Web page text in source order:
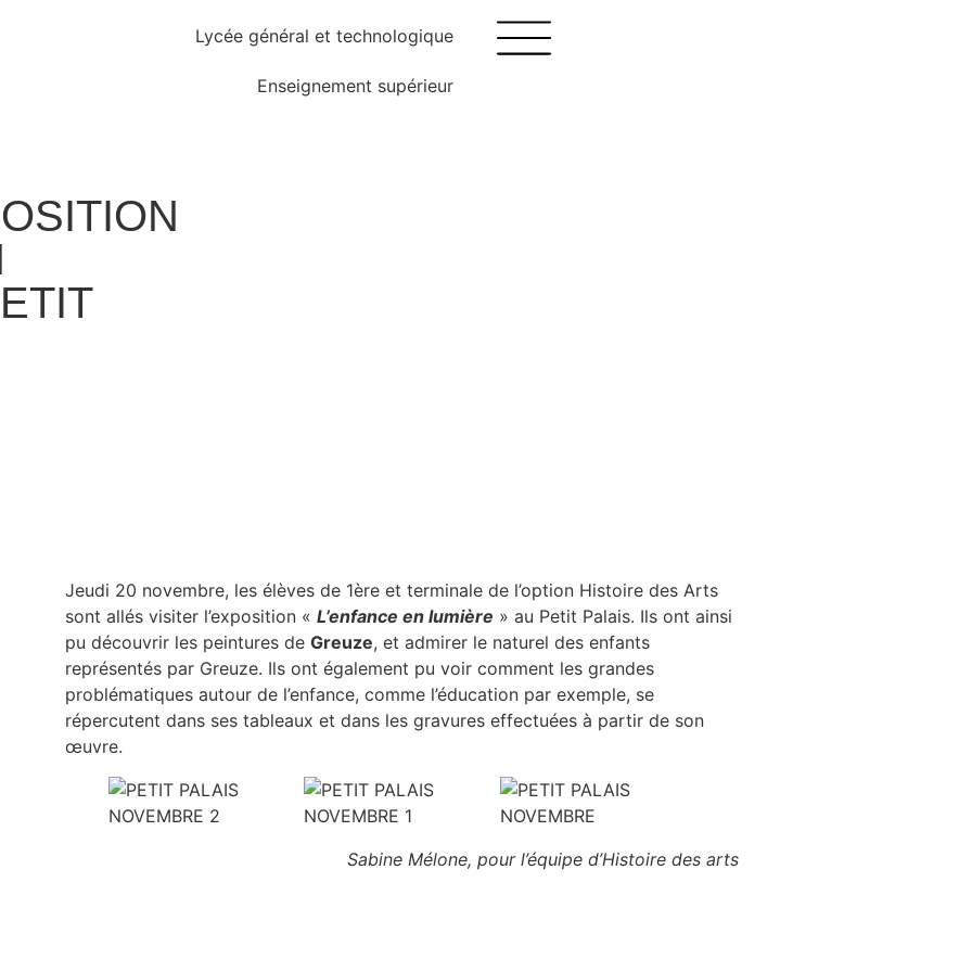
Lycée général et technologique
Enseignement supérieur
Jeudi 20 novembre, les élèves de 1ère et terminale de l’option Histoire des Arts
sont allés visiter l’exposition « L’enfance en lumière » au Petit Palais. Ils ont ainsi
pu découvrir les peintures de Greuze, et admirer le naturel des enfants
représentés par Greuze. Ils ont également pu voir comment les grandes
problématiques autour de l’enfance, comme l’éducation par exemple, se
répercutent dans ses tableaux et dans les gravures effectuées à partir de son
œuvre.
Sabine Mélone, pour l’équipe d’Histoire des arts